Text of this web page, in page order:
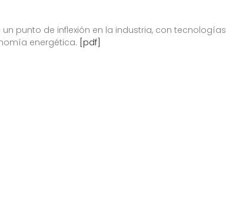
punto de inflexión en la industria, con tecnologías
energética. [pdf]